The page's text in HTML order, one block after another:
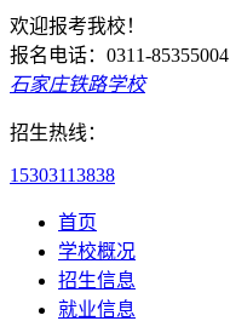
欢迎报考我校！
报名电话：0311-85355004
石家庄铁路学校
招生热线：
15303113838
首页
学校概况
招生信息
就业信息